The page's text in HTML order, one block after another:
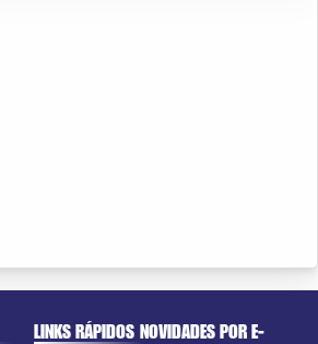
LINKS RÁPIDOS NOVIDADES POR E-